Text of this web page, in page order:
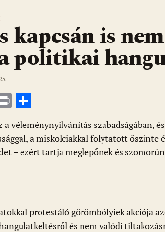
kapcsán is
politikai
Pr
in
t
ss
za
m
a véleménynyilvánítás szabadságában,
a miskolciakkal folytatott őszinte
– ezért tartja meglepőnek és
protestáló görömbölyiek akciója
és nem valódi